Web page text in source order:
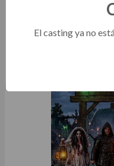
El casting ya no